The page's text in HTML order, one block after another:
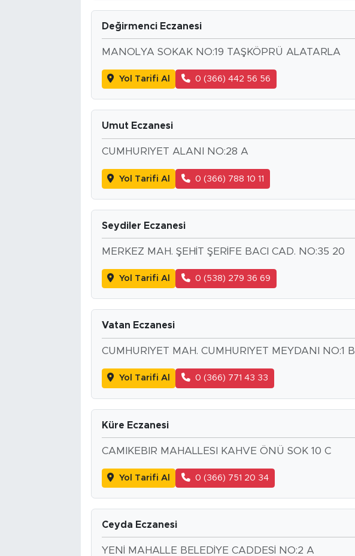
Değirmenci Eczanesi
MANOLYA SOKAK NO:19 TAŞKÖPRÜ ALATARLA
Yol Tarifi Al 0 (366) 442 56 56
Umut Eczanesi
CUMHURIYET ALANI NO:28 A
Yol Tarifi Al 0 (366) 788 10 11
Seydiler Eczanesi
MERKEZ MAH. ŞEHİT ŞERİFE BACI CAD. NO:35 20
Yol Tarifi Al 0 (538) 279 36 69
Vatan Eczanesi
CUMHURIYET MAH. CUMHURIYET MEYDANI NO:1 B
Yol Tarifi Al 0 (366) 771 43 33
Küre Eczanesi
CAMIKEBIR MAHALLESI KAHVE ÖNÜ SOK 10 C
Yol Tarifi Al 0 (366) 751 20 34
Ceyda Eczanesi
YENİ MAHALLE BELEDİYE CADDESİ NO:2 A